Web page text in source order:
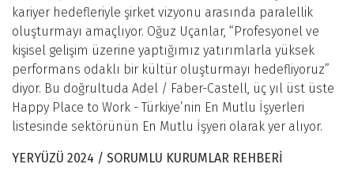
kariyer hedefleriyle şirket vizyonu arasında paralellik
oluşturmayı amaçlıyor. Oğuz Uçanlar, “Profesyonel ve
kişisel gelişim üzerine yaptığımız yatırımlarla yüksek
performans odaklı bir kültür oluşturmayı hedefliyoruz”
diyor. Bu doğrultuda Adel / Faber-Castell, üç yıl üst üste
Happy Place to Work - Türkiye’nin En Mutlu İşyerleri
listesinde sektörünün En Mutlu İşyeri olarak yer alıyor.
YERYÜZÜ 2024 / SORUMLU KURUMLAR REHBERİ